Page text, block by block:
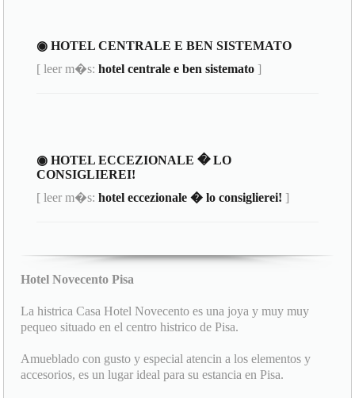
◉ HOTEL CENTRALE E BEN SISTEMATO
[ leer m�s:hotel centrale e ben sistemato ]
◉ HOTEL ECCEZIONALE � LO
CONSIGLIEREI!
[ leer m�s:hotel eccezionale � lo consiglierei! ]
Hotel Novecento Pisa
La histrica Casa Hotel Novecento es una joya y muy muy
pequeo situado en el centro histrico de Pisa.
Amueblado con gusto y especial atencin a los elementos y
accesorios, es un lugar ideal para su estancia en Pisa.